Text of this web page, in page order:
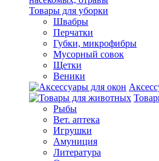
Товары для уборки
Швабры
Перчатки
Губки, микрофибры
Мусорный совок
Щетки
Веники
Рыбы
Вет. аптека
Игрушки
Амуниция
Литература